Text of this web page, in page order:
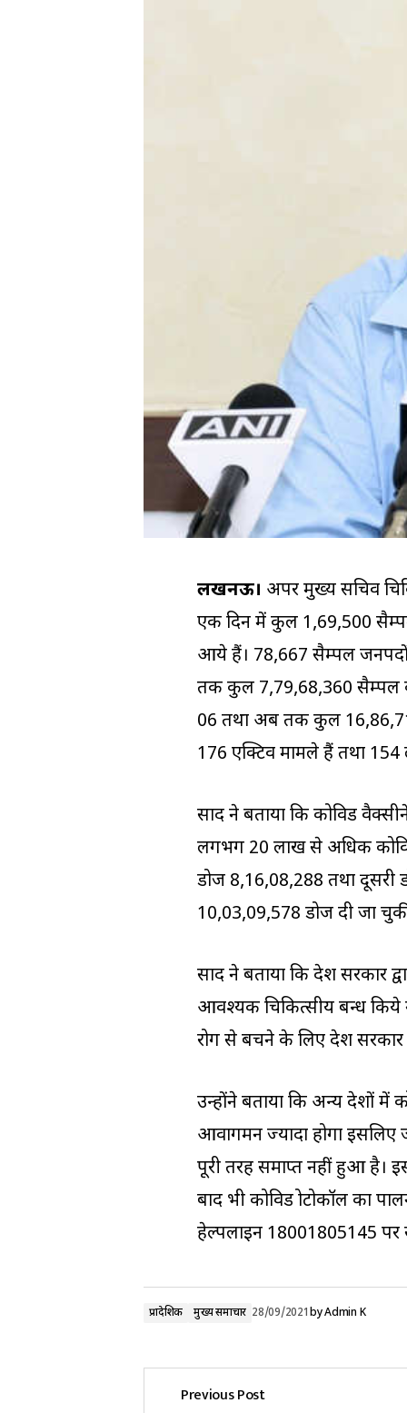
लखनऊ। अपर मुख्य सचिव
एक दिन में कुल 1,69,500
आये हैं। 78,667 सैम्पल
तक कुल 7,79,68,360 सैम्पल
06 तथा अब तक कुल
176 एक्टिव मामले हैं तथा
प्रसाद ने बताया कि कोविड
लगभग 20 लाख से अधिक
डोज 8,16,08,288 तथा
10,03,09,578 डोज दी जा
प्रसाद ने बताया कि प्रदेश
आवश्यक चिकित्सीय प्रबन्ध
रोग से बचने के लिए प्रदेश सरकार
उन्होंने बताया कि अन्य प्रदेशों
आवागमन ज्यादा होगा
पूरी तरह समाप्त नहीं हुआ
बाद भी कोविड प्रोटोकॉल का
हेल्पलाइन 18001805145 पर
प्रादेशिक मुख्य समाचार 28/09/2021byAdmin K
Previous Post